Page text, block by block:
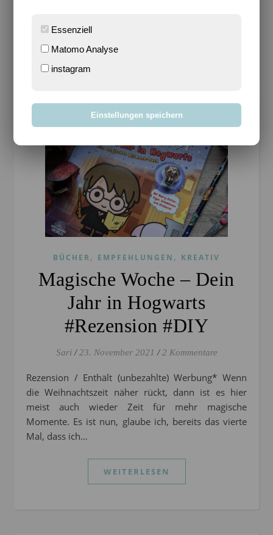
BÜCHER, EMPFEHLUNGEN , KREATIV
Magische Woche – Dein
Jahr in Hogwarts
#Rezension #DIY
Sari / 23. November 2021 / 2 Kommentare
Rezension / Enthält (unbezahlte) Werbung* Wenn
die Weihnachtszeit näher rückt, dann ist es hier
meist auch wieder Zeit für mehr magische
Momente. Es ist nun, glaube ich, bereits das vierte
Mal, dass ich…
WEITERLESEN
Essenziell
Matomo Analyse
instagram
Einstellungen speichern